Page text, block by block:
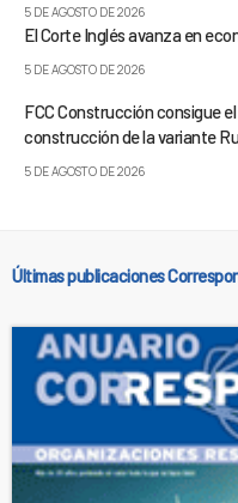
5 DE AGOSTO DE 2026
El Corte Inglés avanza en
5 DE AGOSTO DE 2026
FCC Construcción consigue
construcción de la variante
5 DE AGOSTO DE 2026
Últimas publicaciones